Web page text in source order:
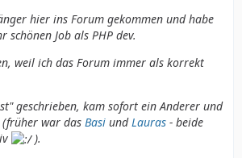
hier ins Forum gekommen und habe
schönen Job als PHP dev.
weil ich das Forum immer als korrekt
geschrieben, kam sofort ein Anderer und
war das Basi undLauras - beide
).